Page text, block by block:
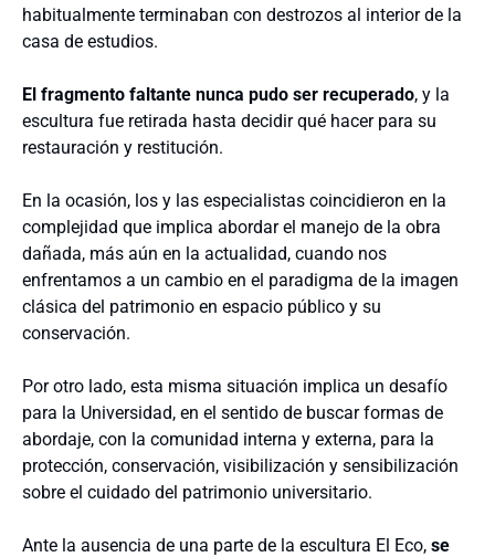
habitualmente terminaban con destrozos al interior de la
casa de estudios.
El fragmento faltante nunca pudo ser recuperado, y la
escultura fue retirada hasta decidir qué hacer para su
restauración y restitución.
En la ocasión, los y las especialistas coincidieron en la
complejidad que implica abordar el manejo de la obra
dañada, más aún en la actualidad, cuando nos
enfrentamos a un cambio en el paradigma de la imagen
clásica del patrimonio en espacio público y su
conservación.
Por otro lado, esta misma situación implica un desafío
para la Universidad, en el sentido de buscar formas de
abordaje, con la comunidad interna y externa, para la
protección, conservación, visibilización y sensibilización
sobre el cuidado del patrimonio universitario.
Ante la ausencia de una parte de la escultura El Eco, se